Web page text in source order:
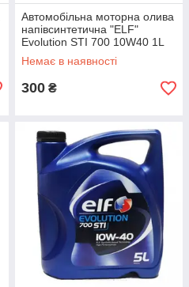
Автомобільна моторна олива
напівсинтетична "ELF"
Evolution STI 700 10W40 1L
Немає в наявності
300 ₴